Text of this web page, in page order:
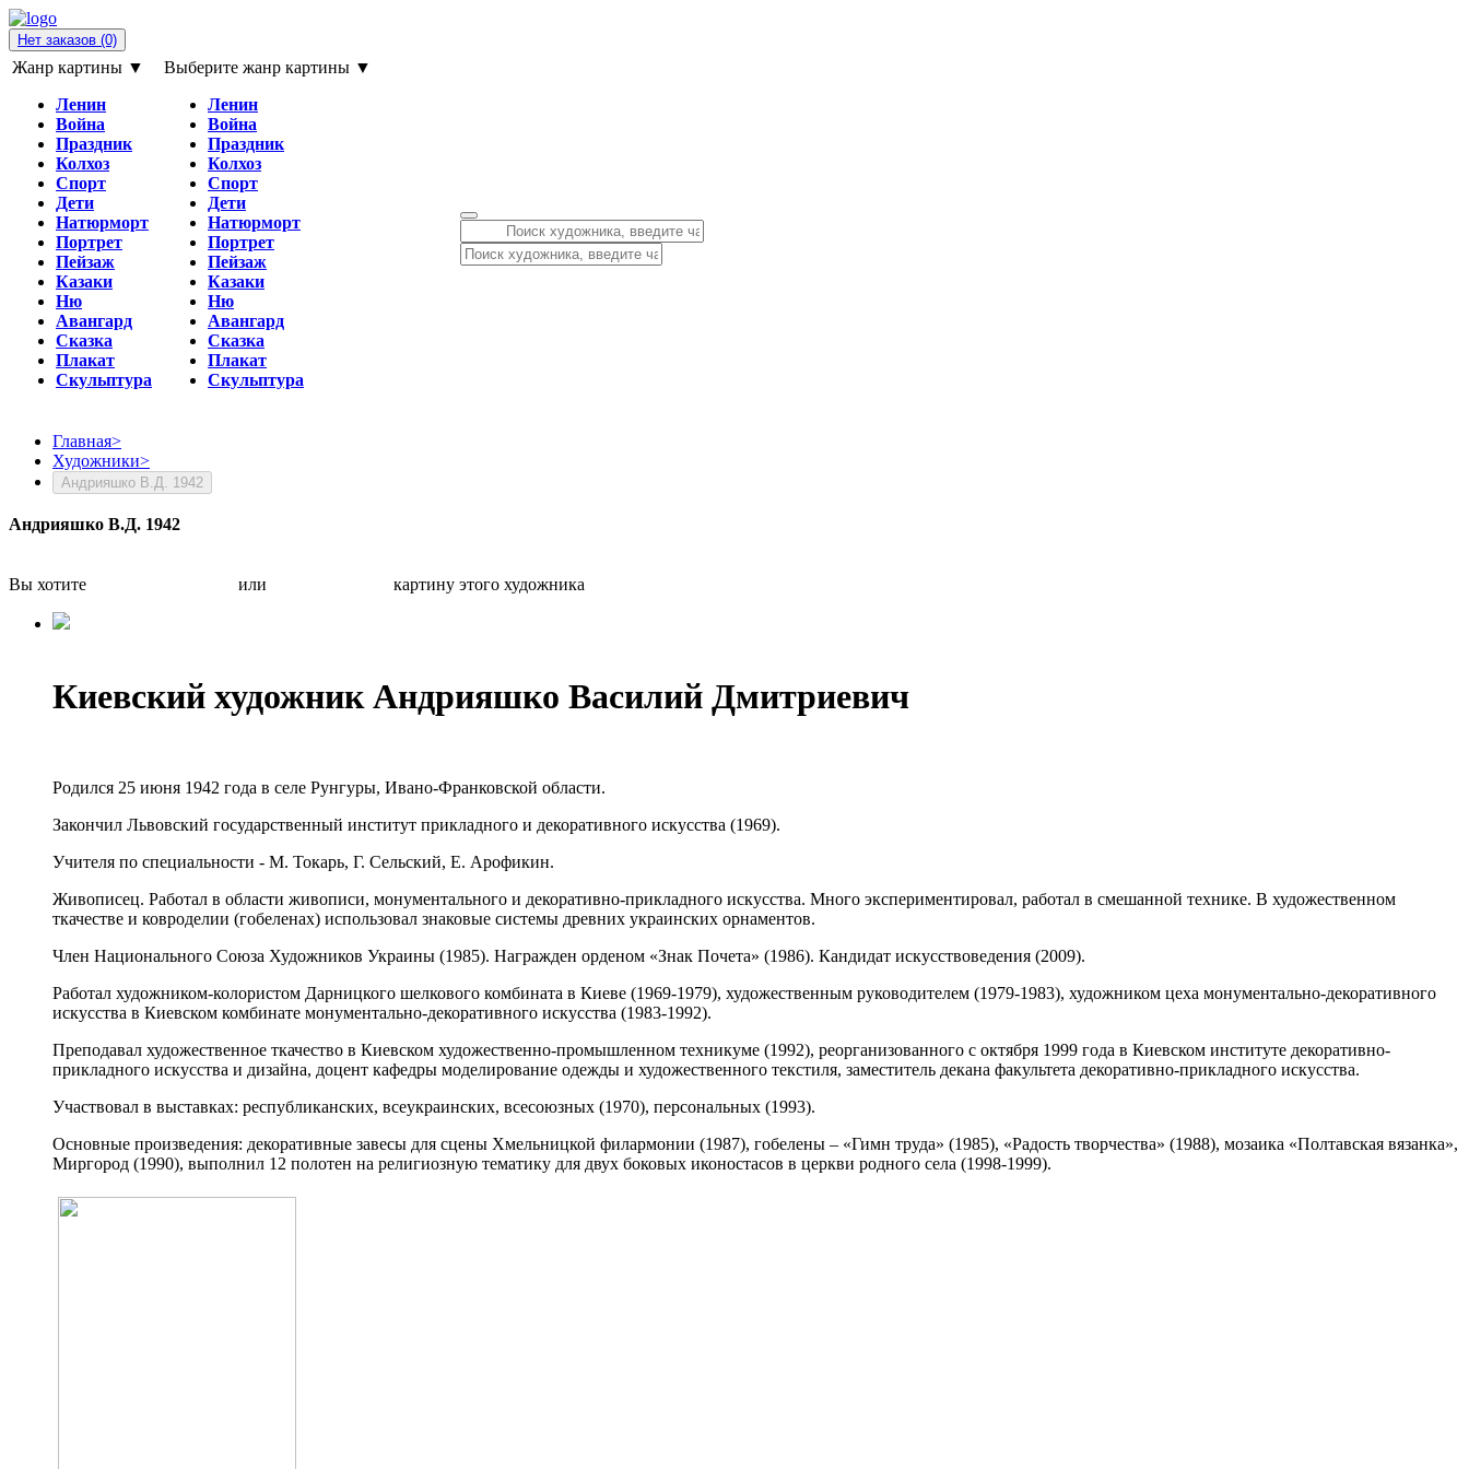
Нет заказов (0)
Жанр картины ▼
Ленин
Война
Праздник
Колхоз
Спорт
Дети
Натюрморт
Портрет
Пейзаж
Казаки
Ню
Авангард
Сказка
Плакат
Скульптура
Выберите жанр картины ▼
Ленин
Война
Праздник
Колхоз
Спорт
Дети
Натюрморт
Портрет
Пейзаж
Казаки
Ню
Авангард
Сказка
Плакат
Скульптура
Главная>
Художники>
Андрияшко В.Д. 1942
Андрияшко В.Д. 1942
Вы хотите или картину этого художника
Киевский художник Андрияшко Василий Дмитриевич
Родился 25 июня 1942 года в селе Рунгуры, Ивано-Франковской области.
Закончил Львовский государственный институт прикладного и декоративного искусства (1969).
Учителя по специальности - М. Токарь, Г. Сельский, Е. Арофикин.
Живописец. Работал в области живописи, монументального и декоративно-прикладного искусства. Много экспериментировал, работал в смешанной технике. В художественном
ткачестве и ковроделии (гобеленах) использовал знаковые системы древних украинских орнаментов.
Член Национального Союза Художников Украины (1985). Награжден орденом «Знак Почета» (1986). Кандидат искусствоведения (2009).
Работал художником-колористом Дарницкого шелкового комбината в Киеве (1969-1979), художественным руководителем (1979-1983), художником цеха монументально-декоративного
искусства в Киевском комбинате монументально-декоративного искусства (1983-1992).
Преподавал художественное ткачество в Киевском художественно-промышленном техникуме (1992), реорганизованного с октября 1999 года в Киевском институте декоративно-
прикладного искусства и дизайна, доцент кафедры моделирование одежды и художественного текстиля, заместитель декана факультета декоративно-прикладного искусства.
Участвовал в выставках: республиканских, всеукраинских, всесоюзных (1970), персональных (1993).
Основные произведения: декоративные завесы для сцены Хмельницкой филармонии (1987), гобелены – «Гимн труда» (1985), «Радость творчества» (1988), мозаика «Полтавская вязанка»,
Миргород (1990), выполнил 12 полотен на религиозную тематику для двух боковых иконостасов в церкви родного села (1998-1999).